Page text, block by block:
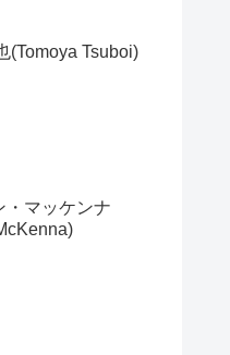
(Tomoya Tsuboi)
・マッケンナ